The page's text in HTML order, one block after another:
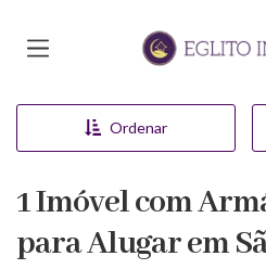
Página inicial
Ordenar
1 Imóvel com
para Alugar em